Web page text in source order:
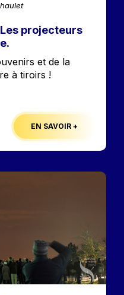
projecteurs
et de la
à tiroirs !
EN SAVOIR +